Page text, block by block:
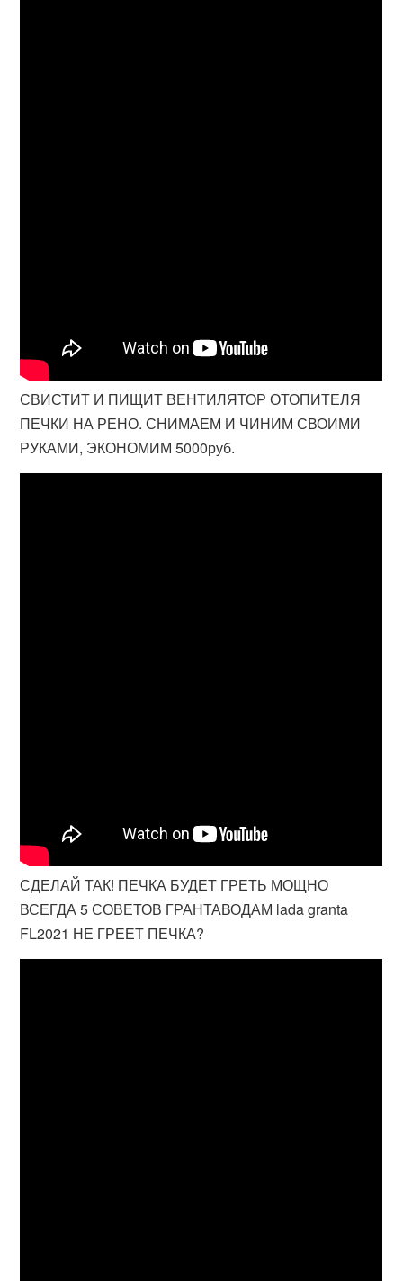
СВИСТИТ И ПИЩИТ ВЕНТИЛЯТОР ОТОПИТЕЛЯ
ПЕЧКИ НА РЕНО. СНИМАЕМ И ЧИНИМ СВОИМИ
РУКАМИ, ЭКОНОМИМ 5000руб.
СДЕЛАЙ ТАК! ПЕЧКА БУДЕТ ГРЕТЬ МОЩНО
ВСЕГДА 5 СОВЕТОВ ГРАНТАВОДАМ lada granta
FL2021 НЕ ГРЕЕТ ПЕЧКА?